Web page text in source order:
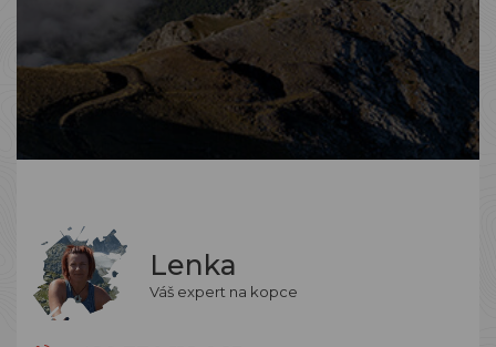
Lenka
Váš expert na kopce